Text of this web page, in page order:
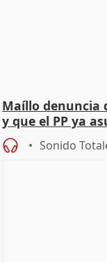
Maíllo denuncia
y que el PP ya
Sonido